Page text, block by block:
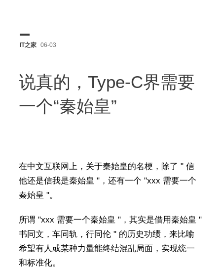
IT之家 06-03
说真的，Type-C界需要
一个“秦始皇”
在中文互联网上，关于秦始皇的名梗，除了 " 信
他还是信我是秦始皇 "，还有一个 "xxx 需要一个
秦始皇 "。
所谓 "xxx 需要一个秦始皇 "，其实是借用秦始皇 "
书同文，车同轨，行同伦 " 的历史功绩，来比喻
希望有人或某种力量能终结混乱局面，实现统一
和标准化。